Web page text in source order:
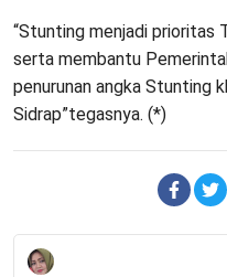
“Stunting menjadi prioritas
serta membantu
penurunan angka Stunting
Sidrap”tegasnya. (*)